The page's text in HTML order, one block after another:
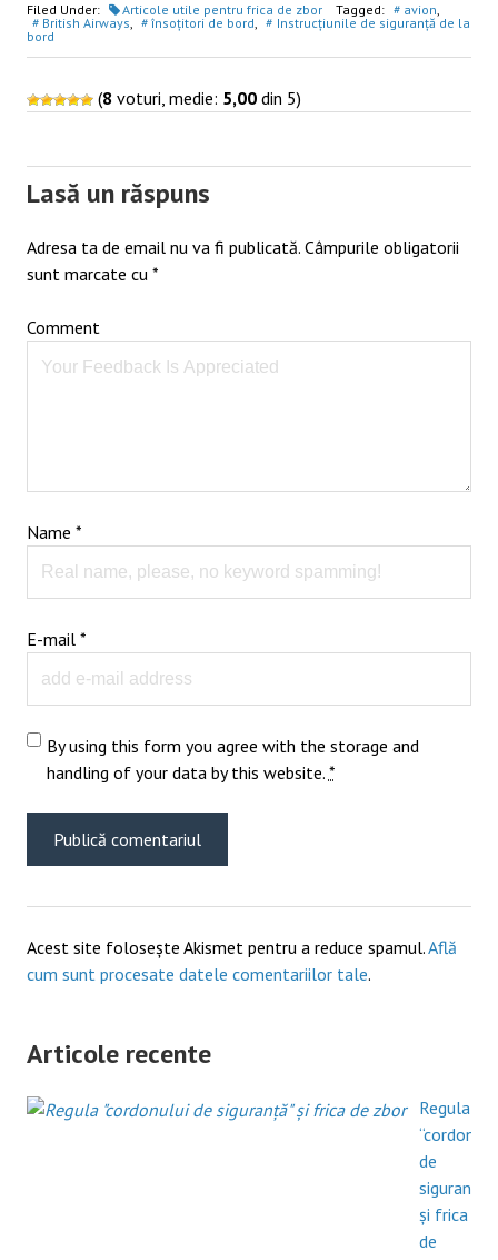
Filed Under: Articole utile pentru frica de zbor Tagged: avion,
British Airways, însoțitori de bord,
Instrucțiunile de siguranță de la
bord
(8 voturi, medie: 5,00 din 5)
Lasă un răspuns
Adresa ta de email nu va fi publicată. Câmpurile obligatorii
sunt marcate cu *
Comment
Name *
E-mail *
By using this form you agree with the storage and
handling of your data by this website. *
Acest site folosește Akismet pentru a reduce spamul.Află
cum sunt procesate datele comentariilor tale.
Articole recente
Regula
de
siguranță”
și frica
de